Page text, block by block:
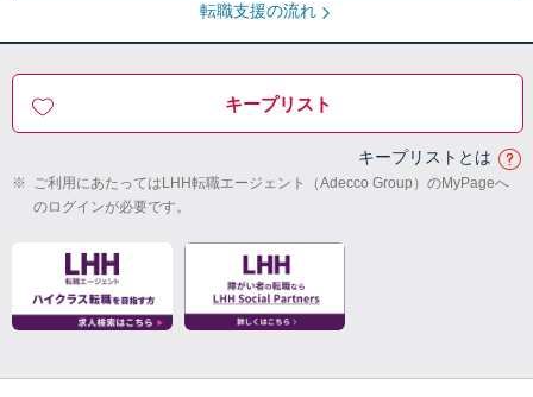
転職支援の流れ
キープリスト
キープリストとは
※ ご利用にあたってはLHH転職エージェント（Adecco Group）のMyPageへ
のログインが必要です。